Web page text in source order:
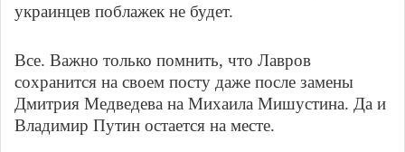
украинцев поблажек не будет.
Все. Важно только помнить, что Лавров
сохранится на своем посту даже после замены
Дмитрия Медведева на Михаила Мишустина. Да и
Владимир Путин остается на месте.